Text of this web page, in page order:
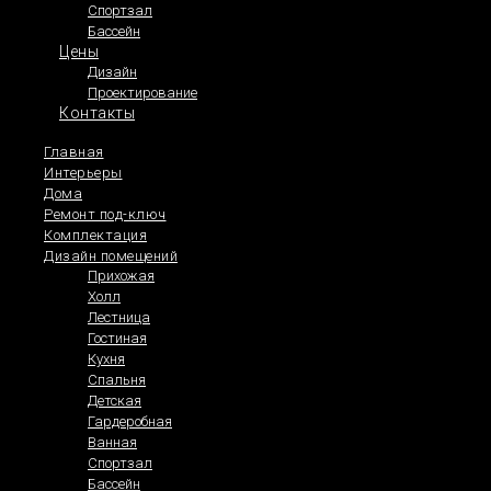
Спортзал
Бассейн
Цены
Дизайн
Проектирование
Контакты
Главная
Интерьеры
Дома
Ремонт под-ключ
Комплектация
Дизайн помещений
Прихожая
Холл
Лестница
Гостиная
Кухня
Спальня
Детская
Гардеробная
Ванная
Спортзал
Бассейн
Квартира в Современном стиле
Квартира — 92м2. Стиль: Современный. Ценовой сегмент: